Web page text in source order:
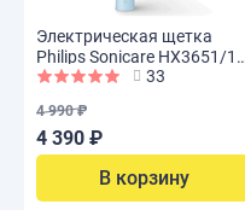
Электрическая щетка
Philips Sonicare HX3651/12
2100 Series
33
4 990 ₽
4 390 ₽
В корзину